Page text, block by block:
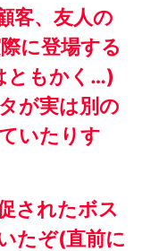
客、友人の
に登場する
ともかく…)
が実は別の
いたりす
されたボス
たぞ(直前に